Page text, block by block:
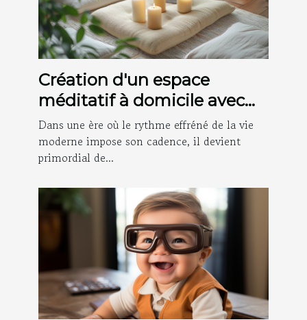
Création d'un espace
méditatif à domicile avec
des objets décoratifs
Dans une ère où le rythme effréné de la vie
moderne impose son cadence, il devient
primordial de...